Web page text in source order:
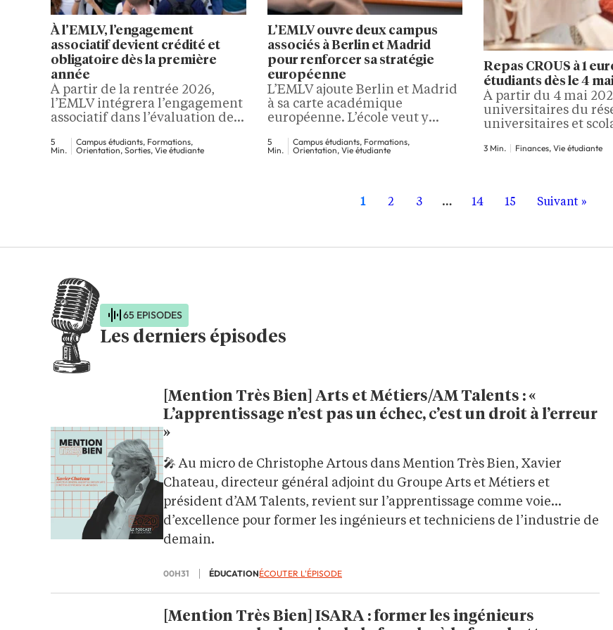
Repas CROUS à 1
étudiants dès le 4
À partir du 4 mai
universitaires du
universitaires et
millions d'euros
3 Min. Finances, Vie étudiante
À l’EMLV, l’engagement
associatif devient crédité et
obligatoire dès la première
année
À partir de la rentrée 2026,
l’EMLV intégrera l’engagement
associatif dans l’évaluation de
année. L’école prolonge ainsi
aux cours, aux partiels…
5
Min.
Campus étudiants, Formations,
Orientation, Sorties, Vie étudiante
L’EMLV ouvre deux campus
associés à Berlin et Madrid
pour renforcer sa stratégie
européenne
L’EMLV ajoute Berlin et Madrid
à sa carte académique
européenne. L’école veut y
de nouveaux parcours
européenne du management.
l’EMLV. L’école annonce
5
Min.
Campus étudiants, Formations,
Orientation, Vie étudiante
1 2 3 … 14 15 Suivant »
65 EPISODES
Les derniers épisodes
[Mention Très Bien] Arts et Métiers/AM Talents : «
L’apprentissage n’est pas un échec, c’est un droit à l’erreur
»
🎤 Au micro de Christophe Artous dans Mention Très Bien, Xavier
Chateau, directeur général adjoint du Groupe Arts et Métiers et
président d’AM Talents, revient sur l’apprentissage comme voie
d’excellence pour former les ingénieurs et techniciens de l’industrie de
demain.
00H31 ÉDUCATIONÉCOUTER L'ÉPISODE
[Mention Très Bien] ISARA : former les ingénieurs